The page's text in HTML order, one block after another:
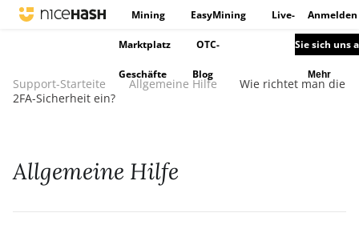
Mining EasyMining Live-
Marktplatz OTC-
Geschäfte Blog
Anmelden
Sie sich uns
Mehr
Support-Starteite Allgemeine Hilfe
Wie richtet man die
2FA-Sicherheit ein?
Allgemeine Hilfe